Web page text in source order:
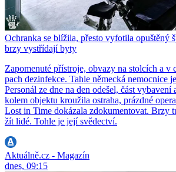
Ochranka se blížila, přesto vyfotila opuštěný
brzy vystřídají byty
Zapomenuté přístroje, obvazy na stolcích a v
pach dezinfekce. Tahle německá nemocnice
Personál ze dne na den odešel, část vybavení
kolem objektu kroužila ostraha, prázdné
Lost in Time dokázala zdokumentovat. Brzy
žít lidé. Tohle je její svědectví.
Aktuálně.cz - Magazín
dnes, 09:15